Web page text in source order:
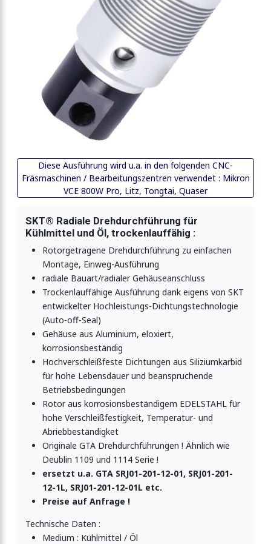
Diese Ausführung wird u.a. in den folgenden CNC-
Fräsmaschinen / Bearbeitungszentren verwendet : Mikron
VCE 800W Pro, Litz, Tongtai, Quaser
SKT® Radiale Drehdurchführung für
Kühlmittel und Öl, trockenlauffähig :
Rotorgetragene Drehdurchführung zu einfachen
Montage, Einweg-Ausführung
radiale Bauart/radialer Gehäuseanschluss
Trockenlauffähige Ausführung dank eigens von SKT
entwickelter Hochleistungs-Dichtungstechnologie
(Auto-off-Seal)
Gehäuse aus Aluminium, eloxiert,
korrosionsbeständig
Hochverschleißfeste Dichtungen aus Siliziumkarbid
für hohe Lebensdauer und beanspruchende
Betriebsbedingungen
Rotor aus korrosionsbeständigem EDELSTAHL für
hohe Verschleißfestigkeit, Temperatur- und
Abriebbeständigket
Originale GTA Drehdurchführungen ! Ähnlich wie
Deublin 1109 und 1114 Serie !
ersetzt u.a. GTA SRJ01-201-12-01, SRJ01-201-
12-1L, SRJ01-201-12-01L etc.
Preise auf Anfrage !
Technische Daten :
Medium : Kühlmittel / Öl